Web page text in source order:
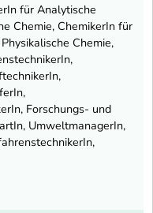
für Analytische
Chemie, ChemikerIn für
Chemie,
Forschungs- und
UmweltmanagerIn,